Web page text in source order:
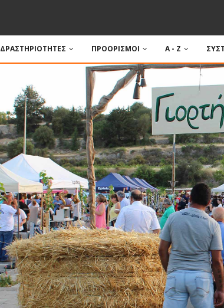
ΔΡΑΣΤΗΡΙΟΤΗΤΕΣ ΠΡΟΟΡΙΣΜΟΙ A - Z